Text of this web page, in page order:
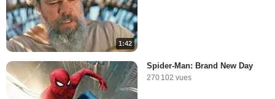
1:42
Spider-Man: Brand New Day
270 102 vues